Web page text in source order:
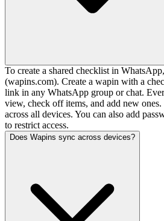
To create a shared checklist in
(wapins.com). Create a wapin with a
link in any WhatsApp group or chat.
view, check off items, and add new
across all devices. You can also add
to restrict access.
Does Wapins sync across devices?